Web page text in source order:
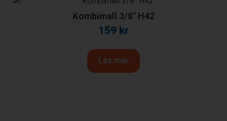
Kombimall 3/8″ H42
159 kr
Läs mer